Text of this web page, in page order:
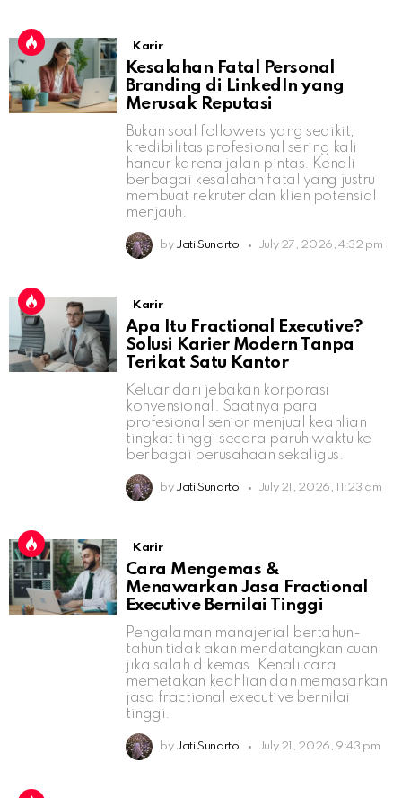
Karir
Kesalahan Fatal Personal
Branding di LinkedIn yang
Merusak Reputasi
Bukan soal followers yang sedikit,
kredibilitas profesional sering kali
hancur karena jalan pintas. Kenali
berbagai kesalahan fatal yang justru
membuat rekruter dan klien potensial
menjauh.
by Jati Sunarto July 27, 2026, 4:32 pm
Karir
Apa Itu Fractional Executive?
Solusi Karier Modern Tanpa
Terikat Satu Kantor
Keluar dari jebakan korporasi
konvensional. Saatnya para
profesional senior menjual keahlian
tingkat tinggi secara paruh waktu ke
berbagai perusahaan sekaligus.
by Jati Sunarto July 21, 2026, 11:23 am
Karir
Cara Mengemas &
Menawarkan Jasa Fractional
Executive Bernilai Tinggi
Pengalaman manajerial bertahun-
tahun tidak akan mendatangkan cuan
jika salah dikemas. Kenali cara
memetakan keahlian dan memasarkan
jasa fractional executive bernilai
tinggi.
by Jati Sunarto July 21, 2026, 9:43 pm